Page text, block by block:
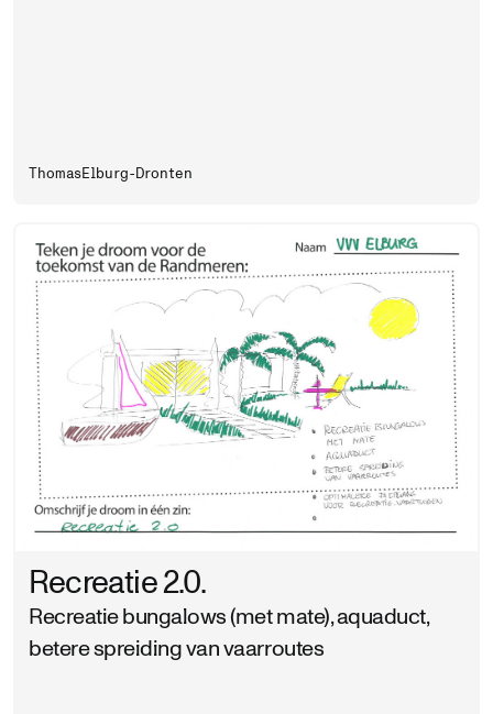
ThomasElburg-Dronten
Recreatie 2.0.
Recreatie bungalows (met mate), aquaduct,
betere spreiding van vaarroutes